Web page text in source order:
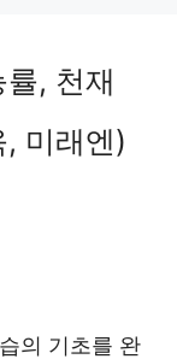
, 천재
미래엔)
의 기초를 완